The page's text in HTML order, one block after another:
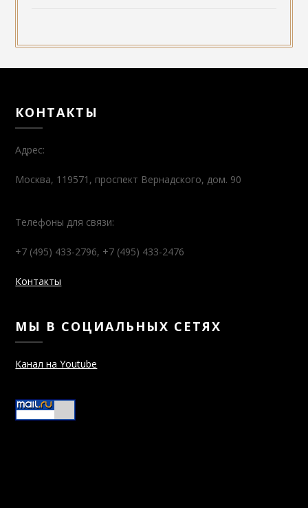
КОНТАКТЫ
Адрес:
Москва, 119571, проспект Вернадского, дом. 90
Телефоны для связи:
+7 (495) 433-2796, +7 (495) 433-2476
Контакты
МЫ В СОЦИАЛЬНЫХ СЕТЯХ
Канал на Youtube